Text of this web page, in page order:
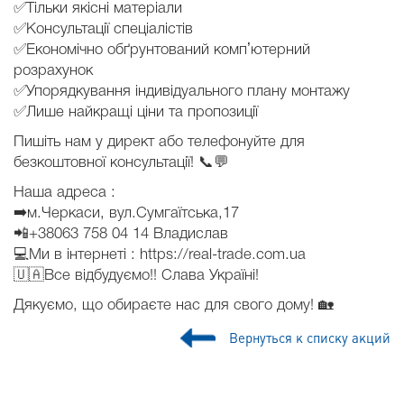
✅Тільки якісні матеріали
✅Консультації спеціалістів
✅Економічно обґрунтований компʼютерний
розрахунок
✅Упорядкування індивідуального плану монтажу
✅Лише найкращі ціни та пропозиції
Пишіть нам у директ або телефонуйте для
безкоштовної консультації! 📞💬
Наша адреса :
➡️м.Черкаси, вул.Сумгаїтська,17
📲+38063 758 04 14 Владислав
💻Ми в інтернеті : https://real-trade.com.ua
🇺🇦Все відбудуємо!! Слава Україні!
Дякуємо, що обираєте нас для свого дому! 🏡
Вернуться к списку акций